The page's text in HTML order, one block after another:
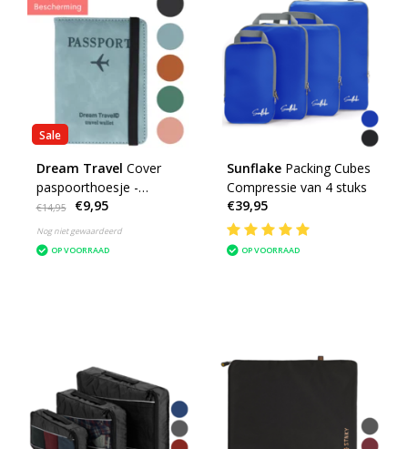
Sale
Dream Travel Cover
paspoorthoesje -
reisportemonnee
€14,95 €9,95
Nog niet gewaardeerd
OP VOORRAAD
Sunflake Packing Cubes
Compressie van 4 stuks
€39,95
OP VOORRAAD